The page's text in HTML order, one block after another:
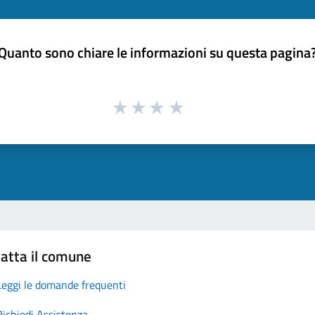
sono chiare le informazioni su questa
il comune
le domande frequenti